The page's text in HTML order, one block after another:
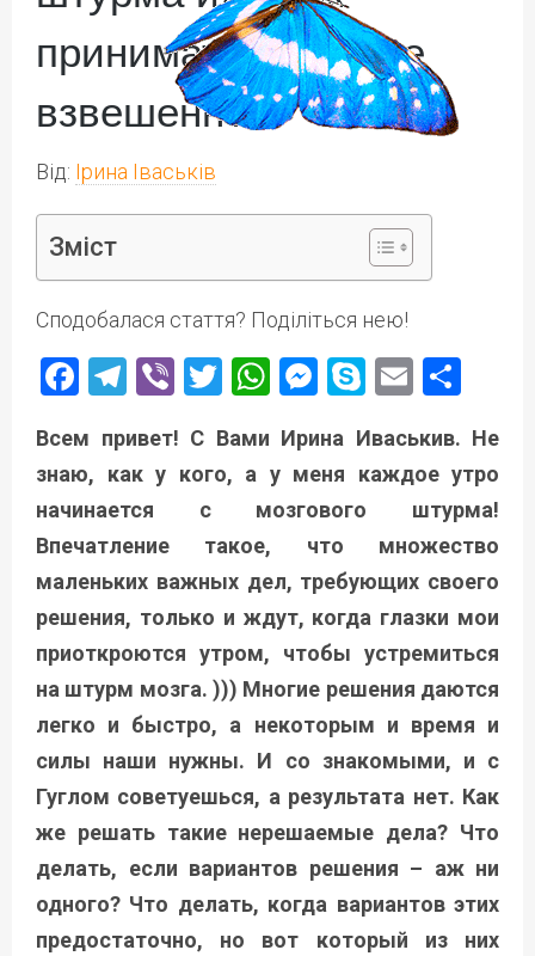
принимать решение
взвешенно?
Від: Ірина Іваськів
Зміст
Сподобалася стаття? Поділіться нею!
Facebook
Telegram
ViberTwitter
WhatsApp
Messenger
Skype
Email
Всем привет! С Вами Ирина Иваськив. Не
знаю, как у кого, а у меня каждое утро
начинается с мозгового штурма!
Впечатление такое, что множество
маленьких важных дел, требующих своего
решения, только и ждут, когда глазки мои
приоткроются утром, чтобы устремиться
на штурм мозга. ))) Многие решения даются
легко и быстро, а некоторым и время и
силы наши нужны. И со знакомыми, и с
Гуглом советуешься, а результата нет. Как
же решать такие нерешаемые дела? Что
делать, если вариантов решения – аж ни
одного? Что делать, когда вариантов этих
предостаточно, но вот который из них